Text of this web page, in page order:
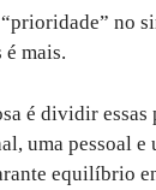
no
mais.
é dividir essas
uma pessoal e
equilíbrio